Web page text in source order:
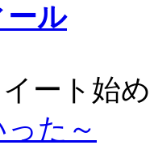
ール
ート始
た～